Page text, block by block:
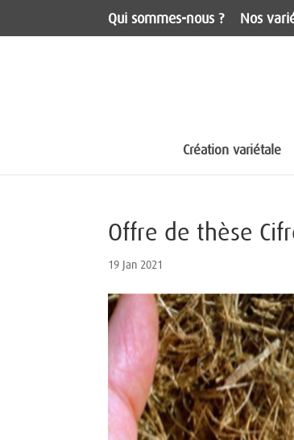
Qui sommes-nous ? Nos
Création variétale
Offre de thèse
19 Jan 2021